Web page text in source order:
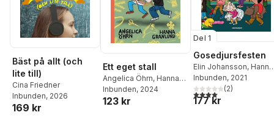
Bäst på allt (och
lite till)
Cina Friedner
Inbunden, 2026
169 kr
Ett eget stall
Angelica Öhrn, Hanna
Granlund
Inbunden, 2024
123 kr
Del 1
Gosedjursfesten
Elin Johansson, Hanna
Granlund
Inbunden, 2021
4,0utav 5 stjärnor.
(2)
177 kr